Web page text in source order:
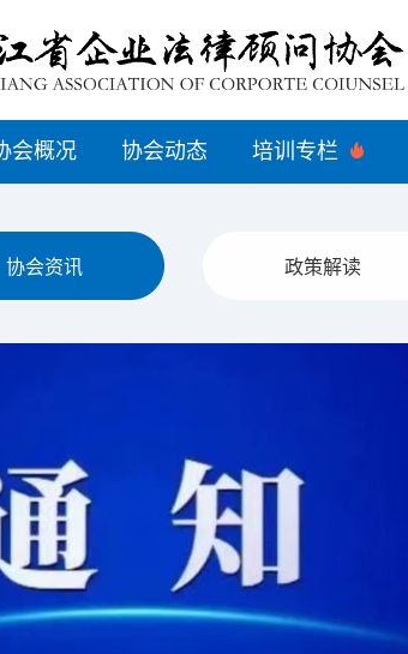
会概况 协会动态 培训专栏
协会资讯 政策解读